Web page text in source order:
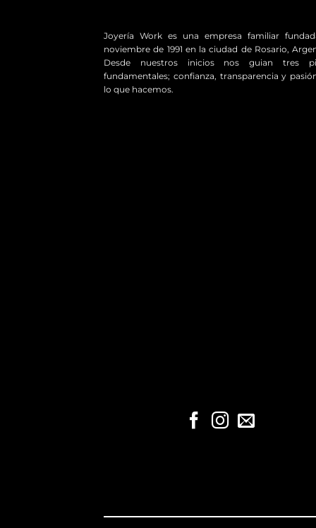
Joyería Work es una empresa familiar
noviembre de 1991 en la ciudad de Rosario,
Desde nuestros inicios nos guian tres
fundamentales; confianza, transparencia y
lo que hacemos.